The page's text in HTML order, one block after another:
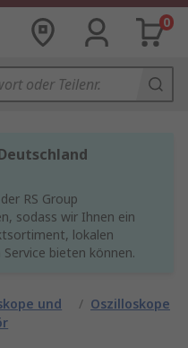
0
RS Group
sodass wir Ihnen ein
lokalen
bieten können.
und
/ Oszilloskope